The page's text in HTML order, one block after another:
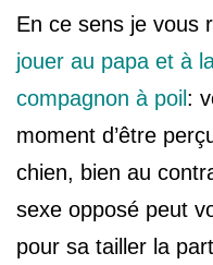
En ce sens je vous
jouer au papa et à
compagnon à poil :
moment d’être
chien, bien au
sexe opposé peut
pour sa tailler la